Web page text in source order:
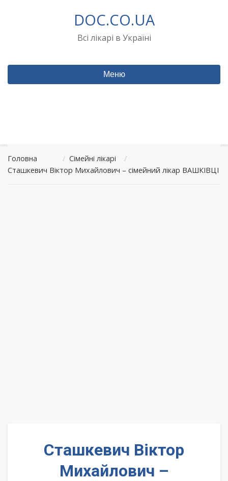
DOC.CO.UA
Всі лікарі в Україні
Меню
Головна / Сімейні лікарі
/
Сташкевич Віктор Михайлович – сімейний лікар ВАШКІВЦІ
Сташкевич Віктор
Михайлович –